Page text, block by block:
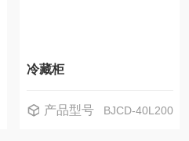
冷藏柜
产品型号 BJCD-40L200